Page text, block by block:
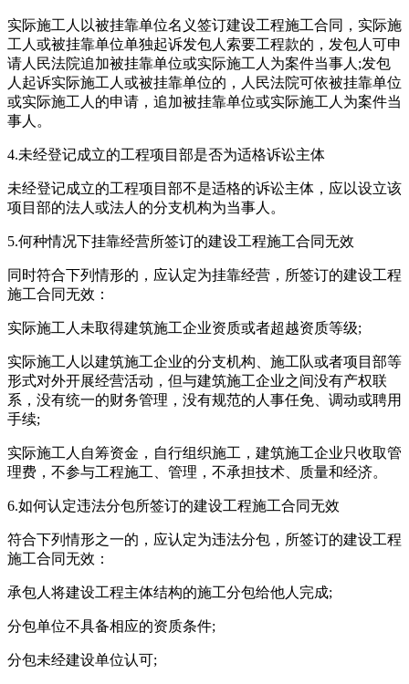
实际施工人以被挂靠单位名义签订建设工程施工合同，实际施
工人或被挂靠单位单独起诉发包人索要工程款的，发包人可申
请人民法院追加被挂靠单位或实际施工人为案件当事人;发包
人起诉实际施工人或被挂靠单位的，人民法院可依被挂靠单位
或实际施工人的申请，追加被挂靠单位或实际施工人为案件当
事人。
4.未经登记成立的工程项目部是否为适格诉讼主体
未经登记成立的工程项目部不是适格的诉讼主体，应以设立该
项目部的法人或法人的分支机构为当事人。
5.何种情况下挂靠经营所签订的建设工程施工合同无效
同时符合下列情形的，应认定为挂靠经营，所签订的建设工程
施工合同无效：
实际施工人未取得建筑施工企业资质或者超越资质等级;
实际施工人以建筑施工企业的分支机构、施工队或者项目部等
形式对外开展经营活动，但与建筑施工企业之间没有产权联
系，没有统一的财务管理，没有规范的人事任免、调动或聘用
手续;
实际施工人自筹资金，自行组织施工，建筑施工企业只收取管
理费，不参与工程施工、管理，不承担技术、质量和经济。
6.如何认定违法分包所签订的建设工程施工合同无效
符合下列情形之一的，应认定为违法分包，所签订的建设工程
施工合同无效：
承包人将建设工程主体结构的施工分包给他人完成;
分包单位不具备相应的资质条件;
分包未经建设单位认可;